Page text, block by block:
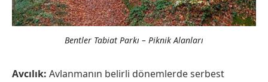
Bentler Tabiat Parkı – Piknik Alanları
Avcılık: Avlanmanın belirli dönemlerde serbest